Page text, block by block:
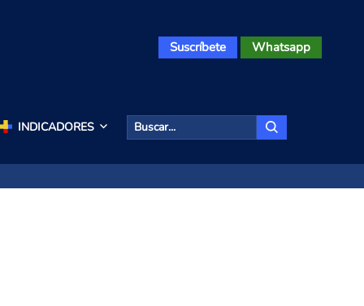
Suscríbete Whatsapp
INDICADORES